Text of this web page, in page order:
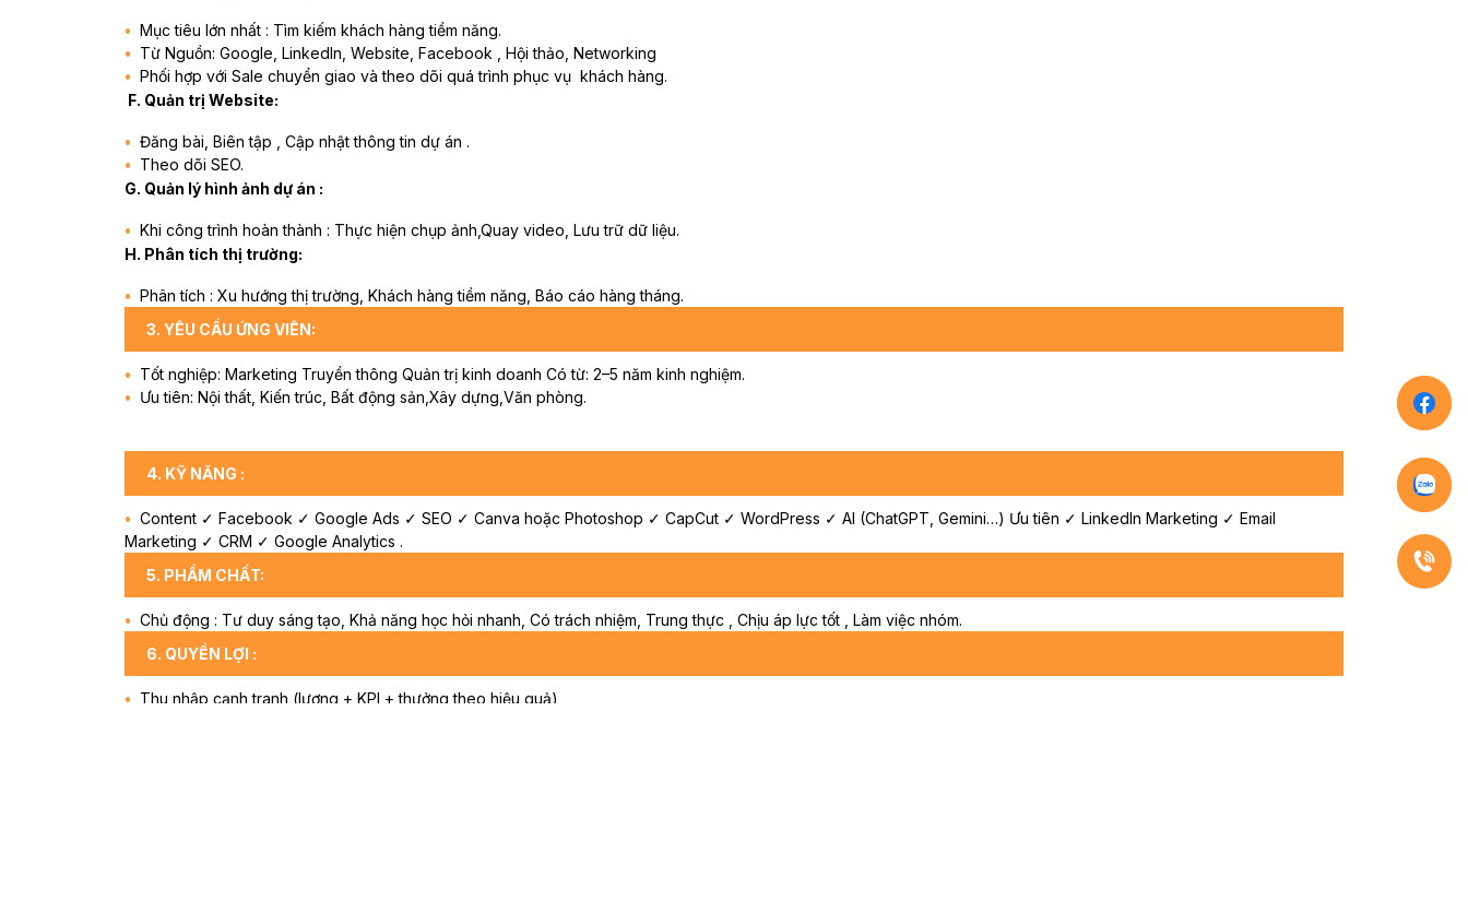
Mục tiêu lớn nhất : Tìm kiếm khách hàng tiềm năng.
Từ Nguồn: Google, LinkedIn, Website, Facebook , Hội thảo, Networking
Phối hợp với Sale chuyển giao và theo dõi quá trình phục vụ khách hàng.
F. Quản trị Website:
Đăng bài, Biên tập , Cập nhật thông tin dự án .
Theo dõi SEO.
G. Quản lý hình ảnh dự án :
Khi công trình hoàn thành : Thực hiện chụp ảnh,Quay video, Lưu trữ dữ liệu.
H. Phân tích thị trường:
Phân tích : Xu hướng thị trường, Khách hàng tiềm năng, Báo cáo hàng tháng.
3. YÊU CẦU ỨNG VIÊN:
Tốt nghiệp: Marketing Truyền thông Quản trị kinh doanh Có từ: 2–5 năm kinh nghiệm.
Ưu tiên: Nội thất, Kiến trúc, Bất động sản,Xây dựng,Văn phòng.
4. KỸ NĂNG :
Content ✓ Facebook ✓ Google Ads ✓ SEO ✓ Canva hoặc Photoshop ✓ CapCut ✓ WordPress ✓ AI (ChatGPT, Gemini…) Ưu tiên ✓ LinkedIn Marketing ✓ Email
Marketing ✓ CRM ✓ Google Analytics .
5. PHẨM CHẤT:
Chủ động : Tư duy sáng tạo, Khả năng học hỏi nhanh, Có trách nhiệm, Trung thực , Chịu áp lực tốt , Làm việc nhóm.
6. QUYỀN LỢI :
Thu nhập cạnh tranh (lương + KPI + thưởng theo hiệu quả)